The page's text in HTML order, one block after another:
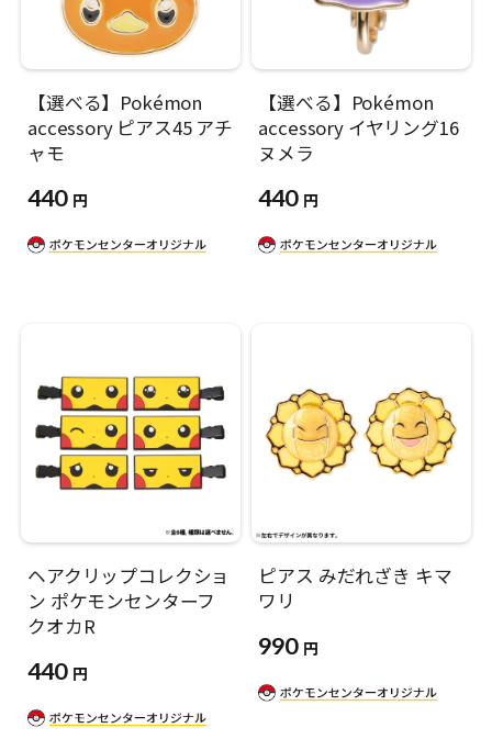
【選べる】Pokémon
accessory ピアス45 アチ
ャモ
440 円
【選べる】Pokémon
accessory イヤリング16
ヌメラ
440 円
ヘアクリップコレクショ
ン ポケモンセンターフ
クオカR
440 円
ピアス みだれざき キマ
ワリ
990 円